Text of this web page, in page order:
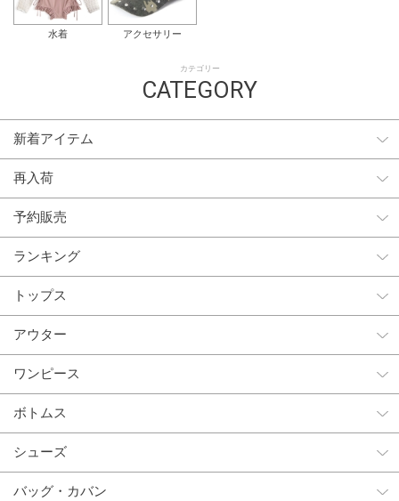
水着 アクセサリー
カテゴリー
CATEGORY
新着アイテム
再入荷
予約販売
ランキング
トップス
アウター
ワンピース
ボトムス
シューズ
バッグ・カバン